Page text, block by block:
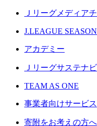
Ｊリーグメディア
J.LEAGUE
アカデミー
Ｊリーグサステナ
TEAM AS ONE
事業者向けサービス
寄附をお考えの方へ